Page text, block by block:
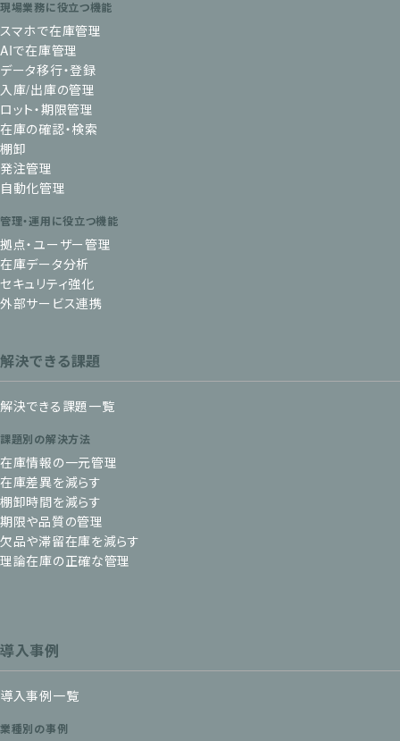
現場業務に役立つ機能
スマホで在庫管理
AIで在庫管理
データ移行・登録
入庫/出庫の管理
ロット・期限管理
在庫の確認・検索
棚卸
発注管理
自動化管理
管理・運用に役立つ機能
拠点・ユーザー管理
在庫データ分析
セキュリティ強化
外部サービス連携
解決できる課題
解決できる課題一覧
課題別の解決方法
在庫情報の一元管理
在庫差異を減らす
棚卸時間を減らす
期限や品質の管理
欠品や滞留在庫を減らす
理論在庫の正確な管理
導入事例
導入事例一覧
業種別の事例